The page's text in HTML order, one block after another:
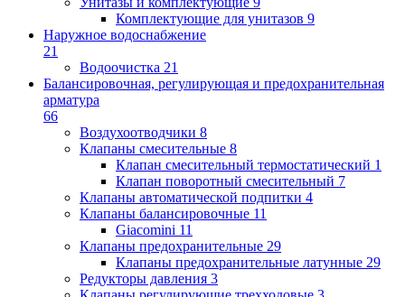
Комплектующие для унитазов 9
Наружное водоснабжение
21
Водоочистка 21
Балансировочная, регулирующая и предохранительная
арматура
66
Воздухоотводчики 8
Клапаны cмесительные 8
Клапан cмесительный термостатический 1
Клапан поворотный cмесительный 7
Клапаны автоматической подпитки 4
Клапаны балансировочные 11
Giacomini 11
Клапаны предохранительные 29
Клапаны предохранительные латунные 29
Редукторы давления 3